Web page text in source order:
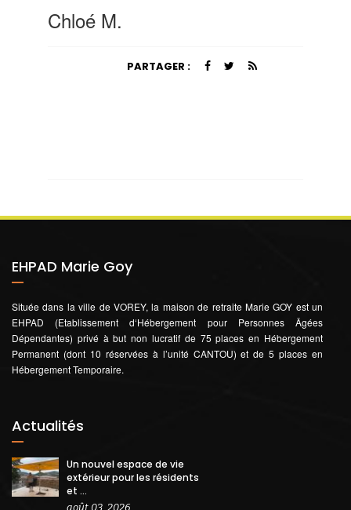
Chloé M.
PARTAGER :
EHPAD Marie Goy
Située dans la ville de VOREY, la maison de retraite Marie GOY est un
EHPAD (Etablissement d‘Hébergement pour Personnes Âgées
Dépendantes) privé à but non lucratif de 75 places en Hébergement
Permanent (dont 10 réservées à l’unité CANTOU) et de 5 places en
Hébergement Temporaire.
Actualités
Un nouvel espace de vie
extérieur pour les résidents
et ...
août 03, 2026